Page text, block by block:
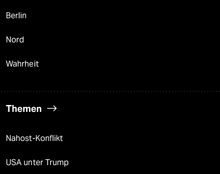
Berlin
Nord
Wahrheit
Themen
Nahost-Konflikt
USA unter Trump